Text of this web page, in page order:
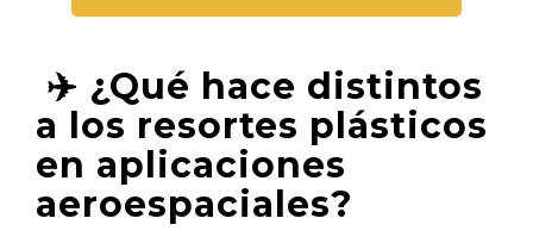
✈️ ¿Qué hace distintos
a los resortes plásticos
en aplicaciones
aeroespaciales?